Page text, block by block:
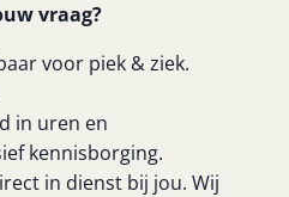
vraag?
voor piek & ziek.
in uren en
kennisborging.
in dienst bij jou. Wij